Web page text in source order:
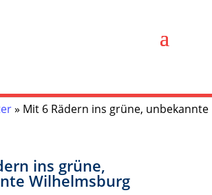
» Mit 6 Rädern ins grüne, unbekannte
ins grüne,
Wilhelmsburg